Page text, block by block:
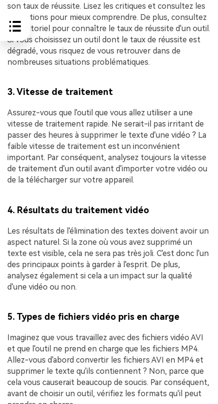
son taux de réussite. Lisez les critiques et consultez les
évaluations pour mieux comprendre. De plus, consultez
son tutoriel pour connaître le taux de réussite d'un outil.
Si vous choisissez un outil dont le taux de réussite est
dégradé, vous risquez de vous retrouver dans de
nombreuses situations problématiques.
3. Vitesse de traitement
Assurez-vous que l'outil que vous allez utiliser a une
vitesse de traitement rapide. Ne serait-il pas irritant de
passer des heures à supprimer le texte d'une vidéo ? La
faible vitesse de traitement est un inconvénient
important. Par conséquent, analysez toujours la vitesse
de traitement d'un outil avant d'importer votre vidéo ou
de la télécharger sur votre appareil.
4. Résultats du traitement vidéo
Les résultats de l'élimination des textes doivent avoir un
aspect naturel. Si la zone où vous avez supprimé un
texte est visible, cela ne sera pas très joli. C'est donc l'un
des principaux points à garder à l'esprit. De plus,
analysez également si cela a un impact sur la qualité
d'une vidéo ou non.
5. Types de fichiers vidéo pris en charge
Imaginez que vous travaillez avec des fichiers vidéo AVI
et que l'outil ne prend en charge que les fichiers MP4.
Allez-vous d'abord convertir les fichiers AVI en MP4 et
supprimer le texte qu'ils contiennent ? Non, parce que
cela vous causerait beaucoup de soucis. Par conséquent,
avant de choisir un outil, vérifiez les formats qu'il peut